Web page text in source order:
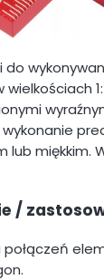
do
lub miękkim.
/
połączeń